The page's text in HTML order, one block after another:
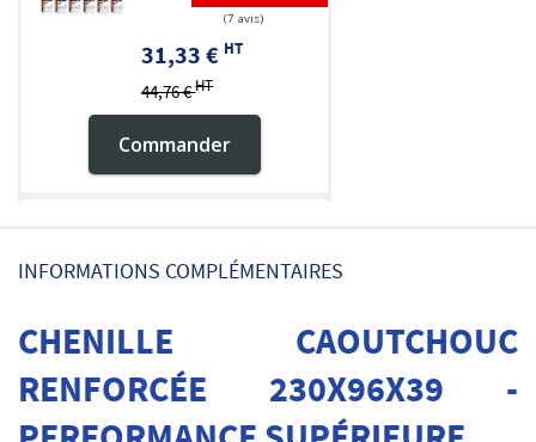
31,33 € HT
44,76 €HT
Commander
Pompe à graisse
19,50 €
Commander
INFORMATIONS COMPLÉMENTAIRES
CHENILLE CAOUTCHOUC
RENFORCÉE 230X96X39 -